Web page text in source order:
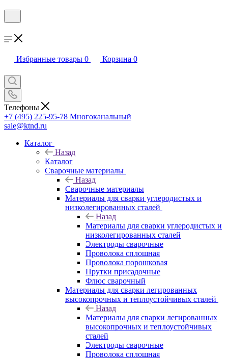
Избранные товары 0 Корзина 0
Телефоны
+7 (495) 225-95-78 Многоканальный
sale@ktnd.ru
Каталог
Назад
Каталог
Сварочные материалы
Назад
Сварочные материалы
Материалы для сварки углеродистых и
низколегированных сталей
Назад
Материалы для сварки углеродистых и
низколегированных сталей
Электроды сварочные
Проволока сплошная
Проволока порошковая
Прутки присадочные
Флюс сварочный
Материалы для сварки легированных
высокопрочных и теплоустойчивых сталей
Назад
Материалы для сварки легированных
высокопрочных и теплоустойчивых
сталей
Электроды сварочные
Проволока сплошная